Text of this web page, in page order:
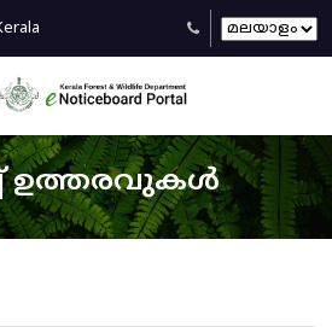
ഉത്തരവുകൾ